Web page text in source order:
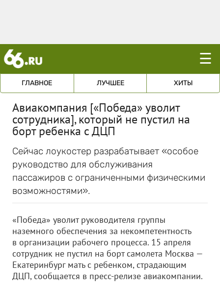
☰
ГЛАВНОЕ ЛУЧШЕЕ ХИТЫ
Авиакомпания [«Победа» уволит
сотрудника], который не пустил на
борт ребенка с ДЦП
Сейчас лоукостер разрабатывает «особое
руководство для обслуживания
пассажиров с ограниченными физическими
возможностями».
«Победа» уволит руководителя группы
наземного обеспечения за некомпетентность
в организации рабочего процесса. 15 апреля
сотрудник не пустил на борт самолета Москва —
Екатеринбург мать с ребенком, страдающим
ДЦП, сообщается в пресс-релизе авиакомпании.